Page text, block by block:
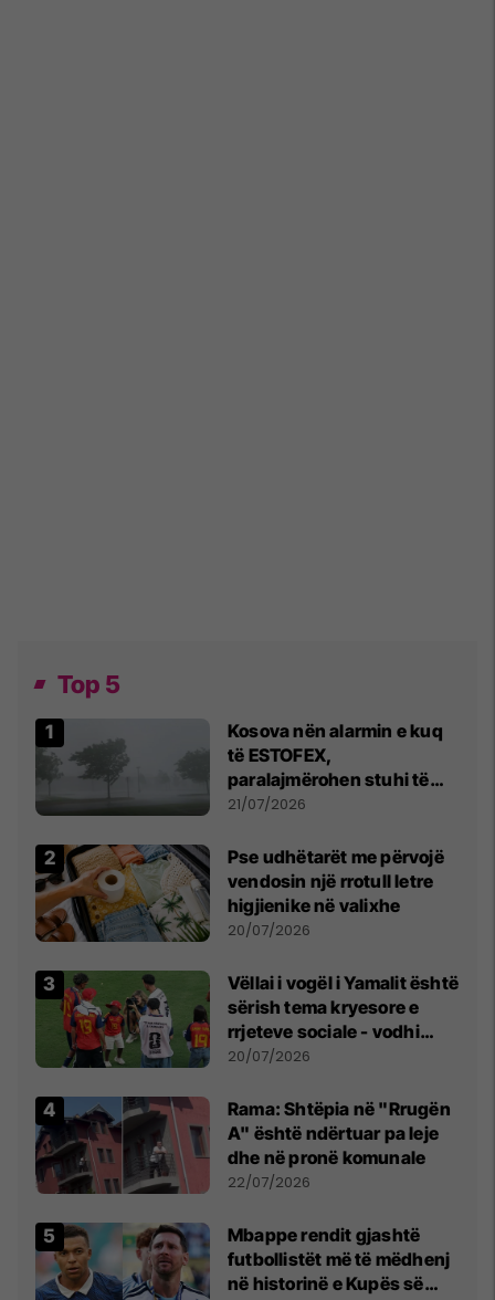
Top 5
Kosova nën alarmin e kuq
të ESTOFEX,
paralajmërohen stuhi të
fuqishme me breshër dhe
21/07/2026
Pse udhëtarët me përvojë
vendosin një rrotull letre
higjienike në valixhe
20/07/2026
Vëllai i vogël i Yamalit është
sërish tema kryesore e
rrjeteve sociale - vodhi
vëmendjen pas finales së
20/07/2026
Rama: Shtëpia në "Rrugën
A" është ndërtuar pa leje
dhe në pronë komunale
22/07/2026
Mbappe rendit gjashtë
futbollistët më të mëdhenj
në historinë e Kupës së